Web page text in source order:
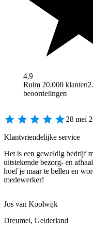
4,9
Ruim 20.000 klanten
beoordelingen
28 mei
Klantvriendelijke service
Het is een geweldig bedrijf
uitstekende bezorg- en
hoef je maar te bellen en
medewerker!
Jos van Koolwijk
Dreumel, Gelderland